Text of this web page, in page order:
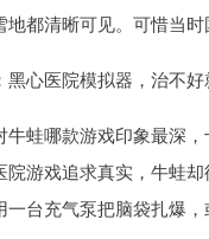
都清晰可见。可惜当
黑心医院模拟器，治不好
牛蛙哪款游戏印象最深
游戏追求真实，牛蛙
台充气泵把脑袋扎爆，